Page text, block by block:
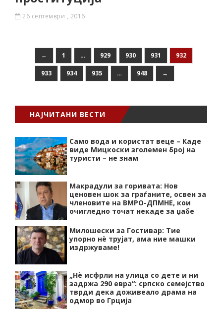
26 септември , 2016
← 1 … 929 930 931 932
933 934 935 … 948 →
НАЈЧИТАНИ ВЕСТИ
Само вода и користат веце – Каде
виде Мицкоски зголемен број на
туристи – не знам
Макрадули за горивата: Нов
ценовен шок за граѓаните, освен за
членовите на ВМРО-ДПМНЕ, кои
очигледно точат некаде за џабе
Милошески за Гостивар: Тие
упорно нѐ трујат, ама ние машки
издржуваме!
„Нѐ исфрли на улица со дете и ни
задржа 290 евра“: српско семејство
тврди дека доживеало драма на
одмор во Грција